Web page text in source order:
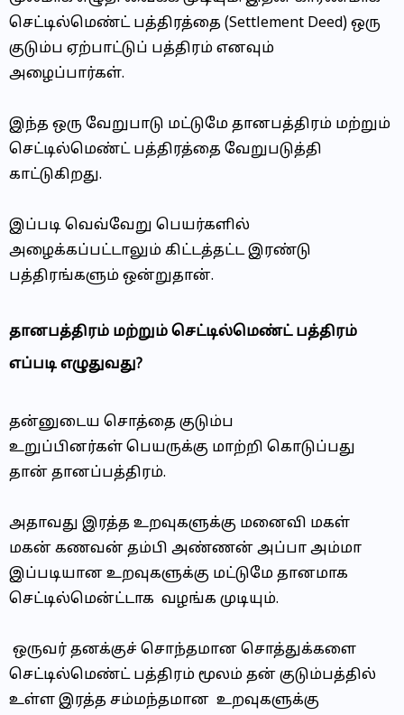
செட்டில்மெண்ட் பத்திரத்தை (Settlement Deed) ஒரு
குடும்ப ஏற்பாட்டுப் பத்திரம் எனவும்
அழைப்பார்கள்.
இந்த ஒரு வேறுபாடு மட்டுமே தானபத்திரம் மற்றும்
செட்டில்மெண்ட் பத்திரத்தை வேறுபடுத்தி
காட்டுகிறது.
இப்படி வெவ்வேறு பெயர்களில்
அழைக்கப்பட்டாலும் கிட்டத்தட்ட இரண்டு
பத்திரங்களும் ஒன்றுதான்.
தானபத்திரம் மற்றும் செட்டில்மெண்ட் பத்திரம்
எப்படி எழுதுவது?
தன்னுடைய சொத்தை குடும்ப
உறுப்பினர்கள் பெயருக்கு மாற்றி கொடுப்பது
தான் தானப்பத்திரம்.
அதாவது இரத்த உறவுகளுக்கு மனைவி மகள்
மகன் கணவன் தம்பி அண்ணன் அப்பா அம்மா
இப்படியான உறவுகளுக்கு மட்டுமே தானமாக
செட்டில்மென்ட்டாக வழங்க முடியும்.
ஒருவர் தனக்குச் சொந்தமான சொத்துக்களை
செட்டில்மெண்ட் பத்திரம் மூலம் தன் குடும்பத்தில்
உள்ள இரத்த சம்மந்தமான உறவுகளுக்கு